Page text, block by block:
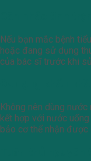
Nếu bạn mắc bệnh
hoặc đang sử dụng
của bác sĩ trước khi
Không nên dùng
kết hợp với nước
bảo cơ thể nhận